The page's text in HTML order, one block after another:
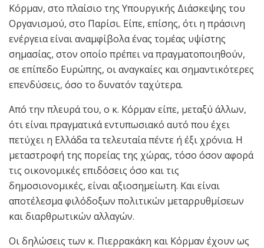
Κόρμαν, στο πλαίσιο της Υπουργικής Διάσκεψης του
Οργανισμού, στο Παρίσι. Είπε, επίσης, ότι η πράσινη
ενέργεια είναι αναμφίβολα ένας τομέας υψίστης
σημασίας, στον οποίο πρέπει να πραγματοποιηθούν,
σε επίπεδο Ευρώπης, οι αναγκαίες και σημαντικότερες
επενδύσεις, όσο το δυνατόν ταχύτερα.
Από την πλευρά του, ο κ. Κόρμαν είπε, μεταξύ άλλων,
ότι είναι πραγματικά εντυπωσιακό αυτό που έχει
πετύχει η Ελλάδα τα τελευταία πέντε ή έξι χρόνια. Η
μεταστροφή της πορείας της χώρας, τόσο όσον αφορά
τις οικονομικές επιδόσεις όσο και τις
δημοσιονομικές, είναι αξιοσημείωτη. Και είναι
αποτέλεσμα φιλόδοξων πολιτικών μεταρρυθμίσεων
και διαρθρωτικών αλλαγών.
Οι δηλώσεις των κ. Πιερρακάκη και Κόρμαν έχουν ως